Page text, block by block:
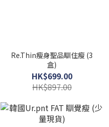
Re.Thin瘦身聖品瞓住瘦 (3
盒)
HK$699.00
HK$897.00